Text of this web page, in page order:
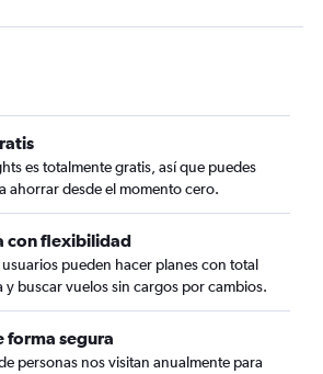
es totalmente gratis, así que puedes
ahorrar desde el momento cero.
con flexibilidad
pueden hacer planes con total
y buscar vuelos sin cargos por cambios.
forma segura
personas nos visitan anualmente para